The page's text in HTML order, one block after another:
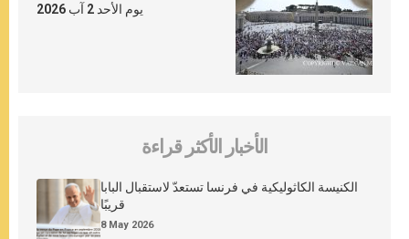
يوم الأحد 2 آب 2026
الأخبار الأكثر قراءة
الكنيسة الكاثوليكية في فرنسا تستعدّ لاستقبال البابا
قريبًا
8 May 2026